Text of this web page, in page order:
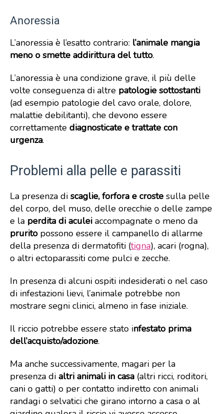
Anoressia
L’anoressia è l’esatto contrario: l’animale mangia
meno o smette addirittura del tutto.
L’anoressia è una condizione grave, il più delle
volte conseguenza di altre patologie sottostanti
(ad esempio patologie del cavo orale, dolore,
malattie debilitanti), che devono essere
correttamente diagnosticate e trattate con
urgenza.
Problemi alla pelle e parassiti
La presenza di scaglie, forfora e croste sulla pelle
del corpo, del muso, delle orecchie o delle zampe
e la perdita di aculei accompagnate o meno da
prurito possono essere il campanello di allarme
della presenza di dermatofiti (tigna), acari (rogna),
o altri ectoparassiti come pulci e zecche.
In presenza di alcuni ospiti indesiderati o nel caso
di infestazioni lievi, l’animale potrebbe non
mostrare segni clinici, almeno in fase iniziale.
Il riccio potrebbe essere stato infestato prima
dell’acquisto/adozione.
Ma anche successivamente, magari per la
presenza di altri animali in casa (altri ricci, roditori,
cani o gatti) o per contatto indiretto con animali
randagi o selvatici che girano intorno a casa o al